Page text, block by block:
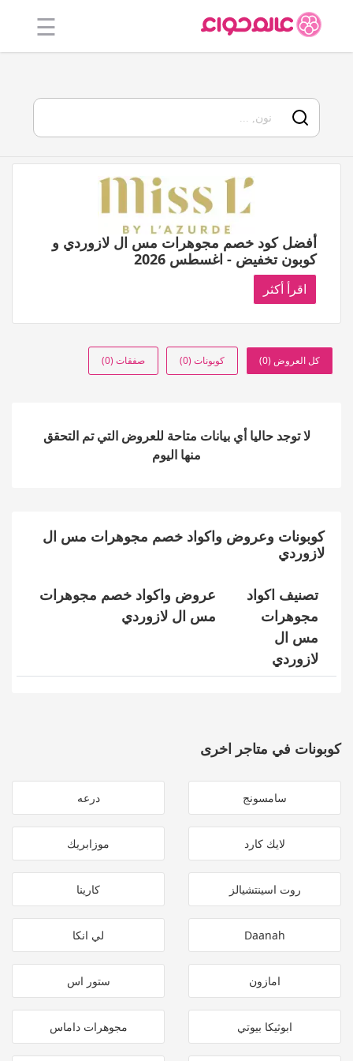
أفضل 20
جميع
المدونة
☰
أفضل كود خصم مجوهرات مس ال لازوردي و
كوبون تخفيض - اغسطس 2026
اقرأ أكثر
كل العروض (0) كوبونات (0) صفقات (0)
لا توجد حاليا أي بيانات متاحة للعروض التي تم التحقق
منها اليوم
كوبونات وعروض واكواد خصم مجوهرات مس ال
لازوردي
تصنيف اكواد
مجوهرات
مس ال
لازوردي
عروض واكواد خصم مجوهرات
مس ال لازوردي
كوبونات في متاجر اخرى
سامسونج درعه
لايك كارد موزابريك
روت اسينتشيالز كارينا
Daanah لي انكا
امازون ستور اس
ابوثيكا بيوتي مجوهرات داماس